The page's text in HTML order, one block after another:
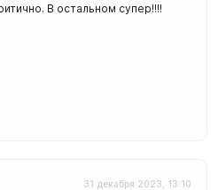
В остальном супер!!!!
31 декабря 2023, 13:10